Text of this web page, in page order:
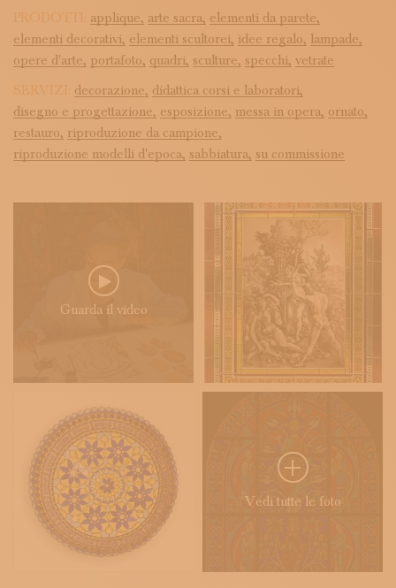
PRODOTTI: applique, arte sacra, elementi da parete,
elementi decorativi, elementi scultorei, idee regalo, lampade,
opere d'arte, portafoto, quadri, sculture, specchi, vetrate
SERVIZI: decorazione, didattica corsi e laboratori,
disegno e progettazione, esposizione, messa in opera, ornato,
restauro, riproduzione da campione,
riproduzione modelli d'epoca, sabbiatura, su commissione
Guarda il video
Vedi tutte le foto